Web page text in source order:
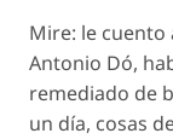
Mire: le cuento
Antonio Dó,
remediado de
un día, cosas